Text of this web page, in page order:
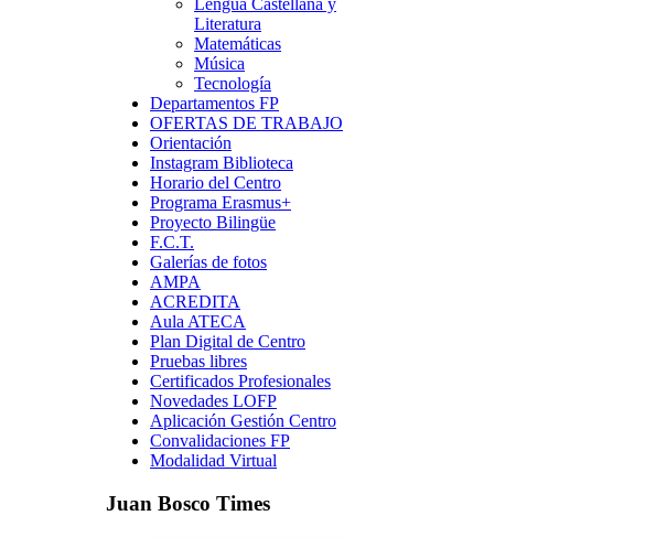
Lengua Castellana y
Literatura
Matemáticas
Música
Tecnología
Departamentos FP
OFERTAS DE TRABAJO
Orientación
Instagram Biblioteca
Horario del Centro
Programa Erasmus+
Proyecto Bilingüe
F.C.T.
Galerías de fotos
AMPA
ACREDITA
Aula ATECA
Plan Digital de Centro
Pruebas libres
Certificados Profesionales
Novedades LOFP
Aplicación Gestión Centro
Convalidaciones FP
Modalidad Virtual
Juan Bosco Times